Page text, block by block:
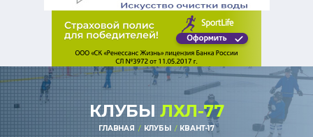
КЛУБЫ ЛХЛ-77
ГЛАВНАЯ КЛУБЫ КВАНТ-17